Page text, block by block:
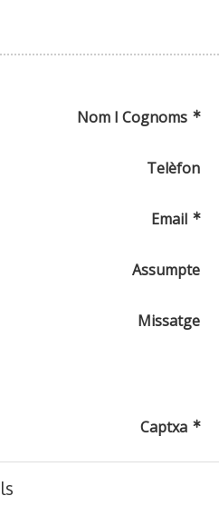
Nom I Cognoms
Telèfon
Email
Assumpte
Missatge
Captxa